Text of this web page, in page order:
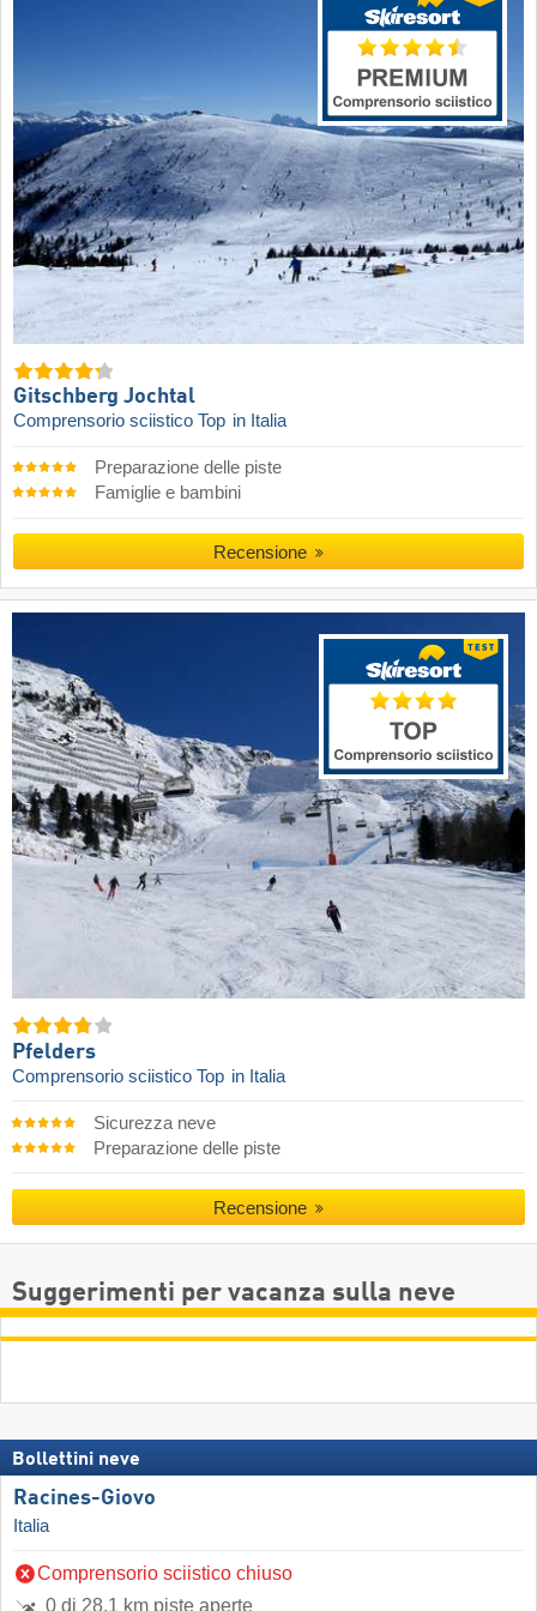
Gitschberg Jochtal
Comprensorio sciistico Top in Italia
Preparazione delle piste
Famiglie e bambini
Recensione
Pfelders
Comprensorio sciistico Top in Italia
Sicurezza neve
Preparazione delle piste
Recensione
Suggerimenti per vacanza sulla neve
Bollettini neve
Racines-Giovo
Italia
Comprensorio sciistico chiuso
0 di 28,1 km piste aperte